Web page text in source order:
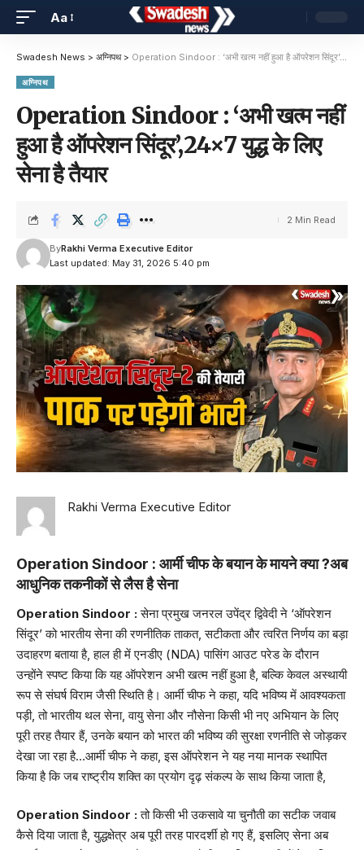
Aa
Swadesh News > अग्निपथ> Operation Sindoor : ‘अभी खत्म नहीं हुआ है ऑपरेशन सिंदूर’,24×7 युद्ध के लिए सेना है तैयार
अग्निपथ
Operation Sindoor : ‘अभी खत्म नहीं
हुआ है ऑपरेशन सिंदूर’,24×7 युद्ध के लिए
सेना है तैयार
Last updated: May 31, 2026 5:40 pm
ByRakhi Verma Executive Editor
2 Min Read
Rakhi Verma Executive Editor
Operation Sindoor : आर्मी चीफ के बयान के मायने क्या ?अब
आधुनिक तकनीकों से लैस है सेना
Operation Sindoor :सेना प्रमुख जनरल उपेंद्र द्विवेदी ने ‘ऑपरेशन
सिंदूर’ को भारतीय सेना की रणनीतिक ताकत, सटीकता और त्वरित निर्णय का बड़ा
उदाहरण बताया है, हाल ही में एनडीए (NDA) पासिंग आउट परेड के दौरान
उन्होंने स्पष्ट किया कि यह ऑपरेशन अभी खत्म नहीं हुआ है, बल्कि केवल अस्थायी
रूप से संघर्ष विराम जैसी स्थिति है। आर्मी चीफ ने कहा, यदि भविष्य में आवश्यकता
पड़ी, तो भारतीय थल सेना, वायु सेना और नौसेना किसी भी नए अभियान के लिए
पूरी तरह तैयार हैं, उनके बयान को भारत की भविष्य की सुरक्षा रणनीति से जोड़कर
देखा जा रहा है…आर्मी चीफ ने कहा, इस ऑपरेशन ने यह नया मानक स्थापित
किया है कि जब राष्ट्रीय शक्ति का प्रयोग दृढ़ संकल्प के साथ किया जाता है,
Operation Sindoor :तो किसी भी उकसावे या चुनौती का सटीक जवाब
कैसे दिया जाता है, युद्धक्षेत्र अब पूरी तरह पारदर्शी हो गए हैं, इसलिए सेना अब